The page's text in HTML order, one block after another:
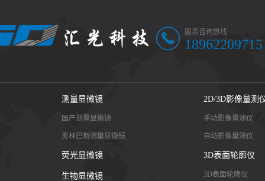
服务咨询热线:
18962209715
测量显微镜
国产测量显微镜
奥林巴斯测量显微镜
荧光显微镜
生物显微镜
2D/3D影像量测
手动影像量测仪
自动影像量测仪
3D表面轮廓仪
3D表面轮廓仪